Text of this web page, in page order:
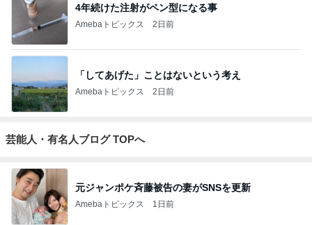
4年続けた注射がペン型になる事
Amebaトピックス 2日前
「してあげた」ことはないという考え
Amebaトピックス 2日前
芸能人・有名人ブログ TOPへ
元ジャンポケ斉藤被告の妻がSNSを更新
Amebaトピックス 1日前